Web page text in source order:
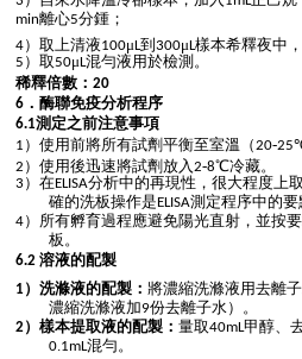
min離心5分鍾；
4）取上清液100μL到 300μL樣本希釋夜中
5 ）取50μL混勻液用於檢測。
稀釋倍數： 20
6．酶聯免疫分析程序
6.1測定之前注意事項
1 ）使用前將所有試劑平衡至室溫（20-25
2 ）使用後迅速將試劑放入 2-8℃冷藏。
3 ）在ELISA分析中的再現性，很大程度上
確的洗板操作是 ELISA測定程序中的要
4）所有孵育過程應避免陽光直射，並按
板。
6.2溶液的配製
1 ）洗滌液的配製： 將濃縮洗滌液用去離
濃縮洗滌液加9份去離子水）。
2 ）樣本提取液的配製： 量取40mL甲醇、
0. 1mL混勻。